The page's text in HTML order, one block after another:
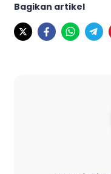
Bagikan artikel